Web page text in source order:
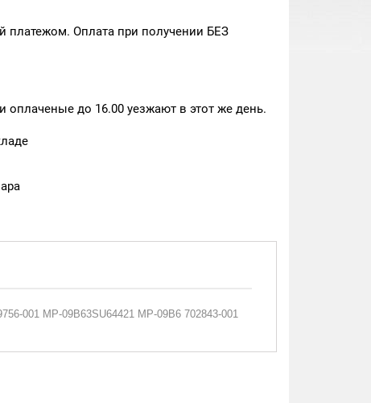
платежом. Оплата при получении БЕЗ
до 16.00 уезжают в этот же день.
001 MP-09B63SU64421 MP-09B6 702843-001